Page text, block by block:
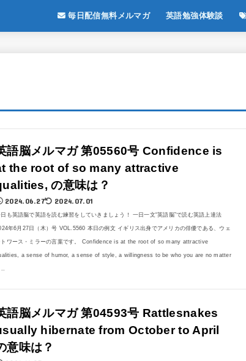
毎日配信無料メルマガ 英語勉強体験談
語脳メルマガ 第05560号 Confidence is
the root of so many attractive
の意味は？
2024.06.27 2024.07.01
も英語脳で英語を読む練習をしていきましょう！ 一日一文“英語脳”で読む英語上達法
年6月27日（木）号 VOL.5560 本日の例文 イギリス出身でアメリカの俳優である、ウェ
トワース・ミラーの言葉です。 Confidence is at the root of so many attractive
a sense of humor, a sense of style, a willingness to be who you are no matter
語脳メルマガ 第04593号 Rattlesnakes
hibernate from October to April
意味は？